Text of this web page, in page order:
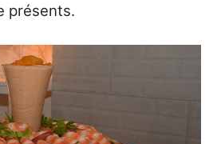
présents.